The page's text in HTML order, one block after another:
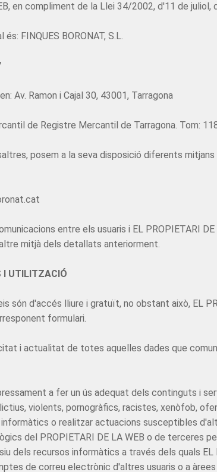
en compliment de la Llei 34/2002, d'11 de
FINQUES BORONAT, S.L.
Av. Ramon i Cajal 30, 43001, Tarragona
de Registre Mercantil de Tarragona. Tom:
posem a la seva disposició diferents
entre els usuaris i EL PROPIETARI
mitjà dels detallats anteriorment.
I UTILITZACIÓ
són d'accés lliure i gratuït, no obstant això, EL
formulari.
i actualitat de totes aquelles dades que
a fer un ús adequat dels continguts i
violents, pornogràfics, racistes, xenòfob,
informàtics o realitzar actuacions susceptibles
del PROPIETARI DE LA WEB o de terceres
dels recursos informàtics a través dels quals EL
de correu electrònic d'altres usuaris o a